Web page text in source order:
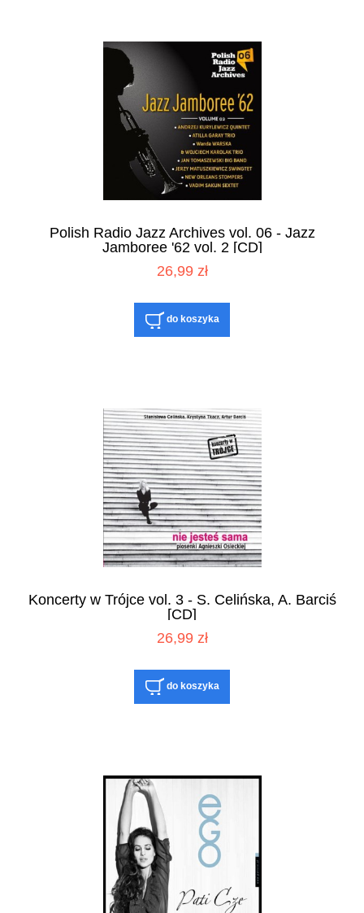
Polish Radio Jazz Archives vol. 06 - Jazz
Jamboree '62 vol. 2 [CD]
26,99 zł
do koszyka
Koncerty w Trójce vol. 3 - S. Celińska, A. Barciś
[CD]
26,99 zł
do koszyka